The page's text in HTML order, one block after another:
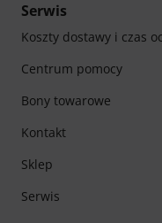
Serwis
Koszty dostawy i czas
Centrum pomocy
Bony towarowe
Kontakt
Sklep
Serwis